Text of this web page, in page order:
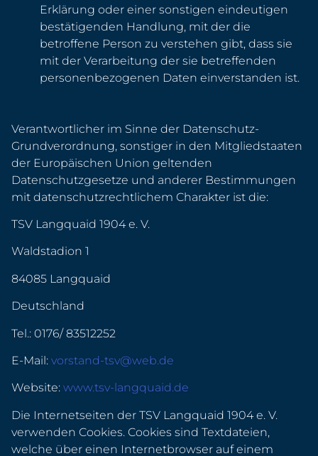
Erklärung oder einer sonstigen eindeutigen
bestätigenden Handlung, mit der die
betroffene Person zu verstehen gibt, dass sie
mit der Verarbeitung der sie betreffenden
personenbezogenen Daten einverstanden ist.
Verantwortlicher im Sinne der Datenschutz-
Grundverordnung, sonstiger in den Mitgliedstaaten
der Europäischen Union geltenden
Datenschutzgesetze und anderer Bestimmungen
mit datenschutzrechtlichem Charakter ist die:
TSV Langquaid 1904 e. V.
Waldstadion 1
84085 Langquaid
Deutschland
Tel.: 0176/ 83512252
E-Mail: vorstand-tsv@web.de
Website: www.tsv-langquaid.de
Die Internetseiten der TSV Langquaid 1904 e. V.
verwenden Cookies. Cookies sind Textdateien,
welche über einen Internetbrowser auf einem